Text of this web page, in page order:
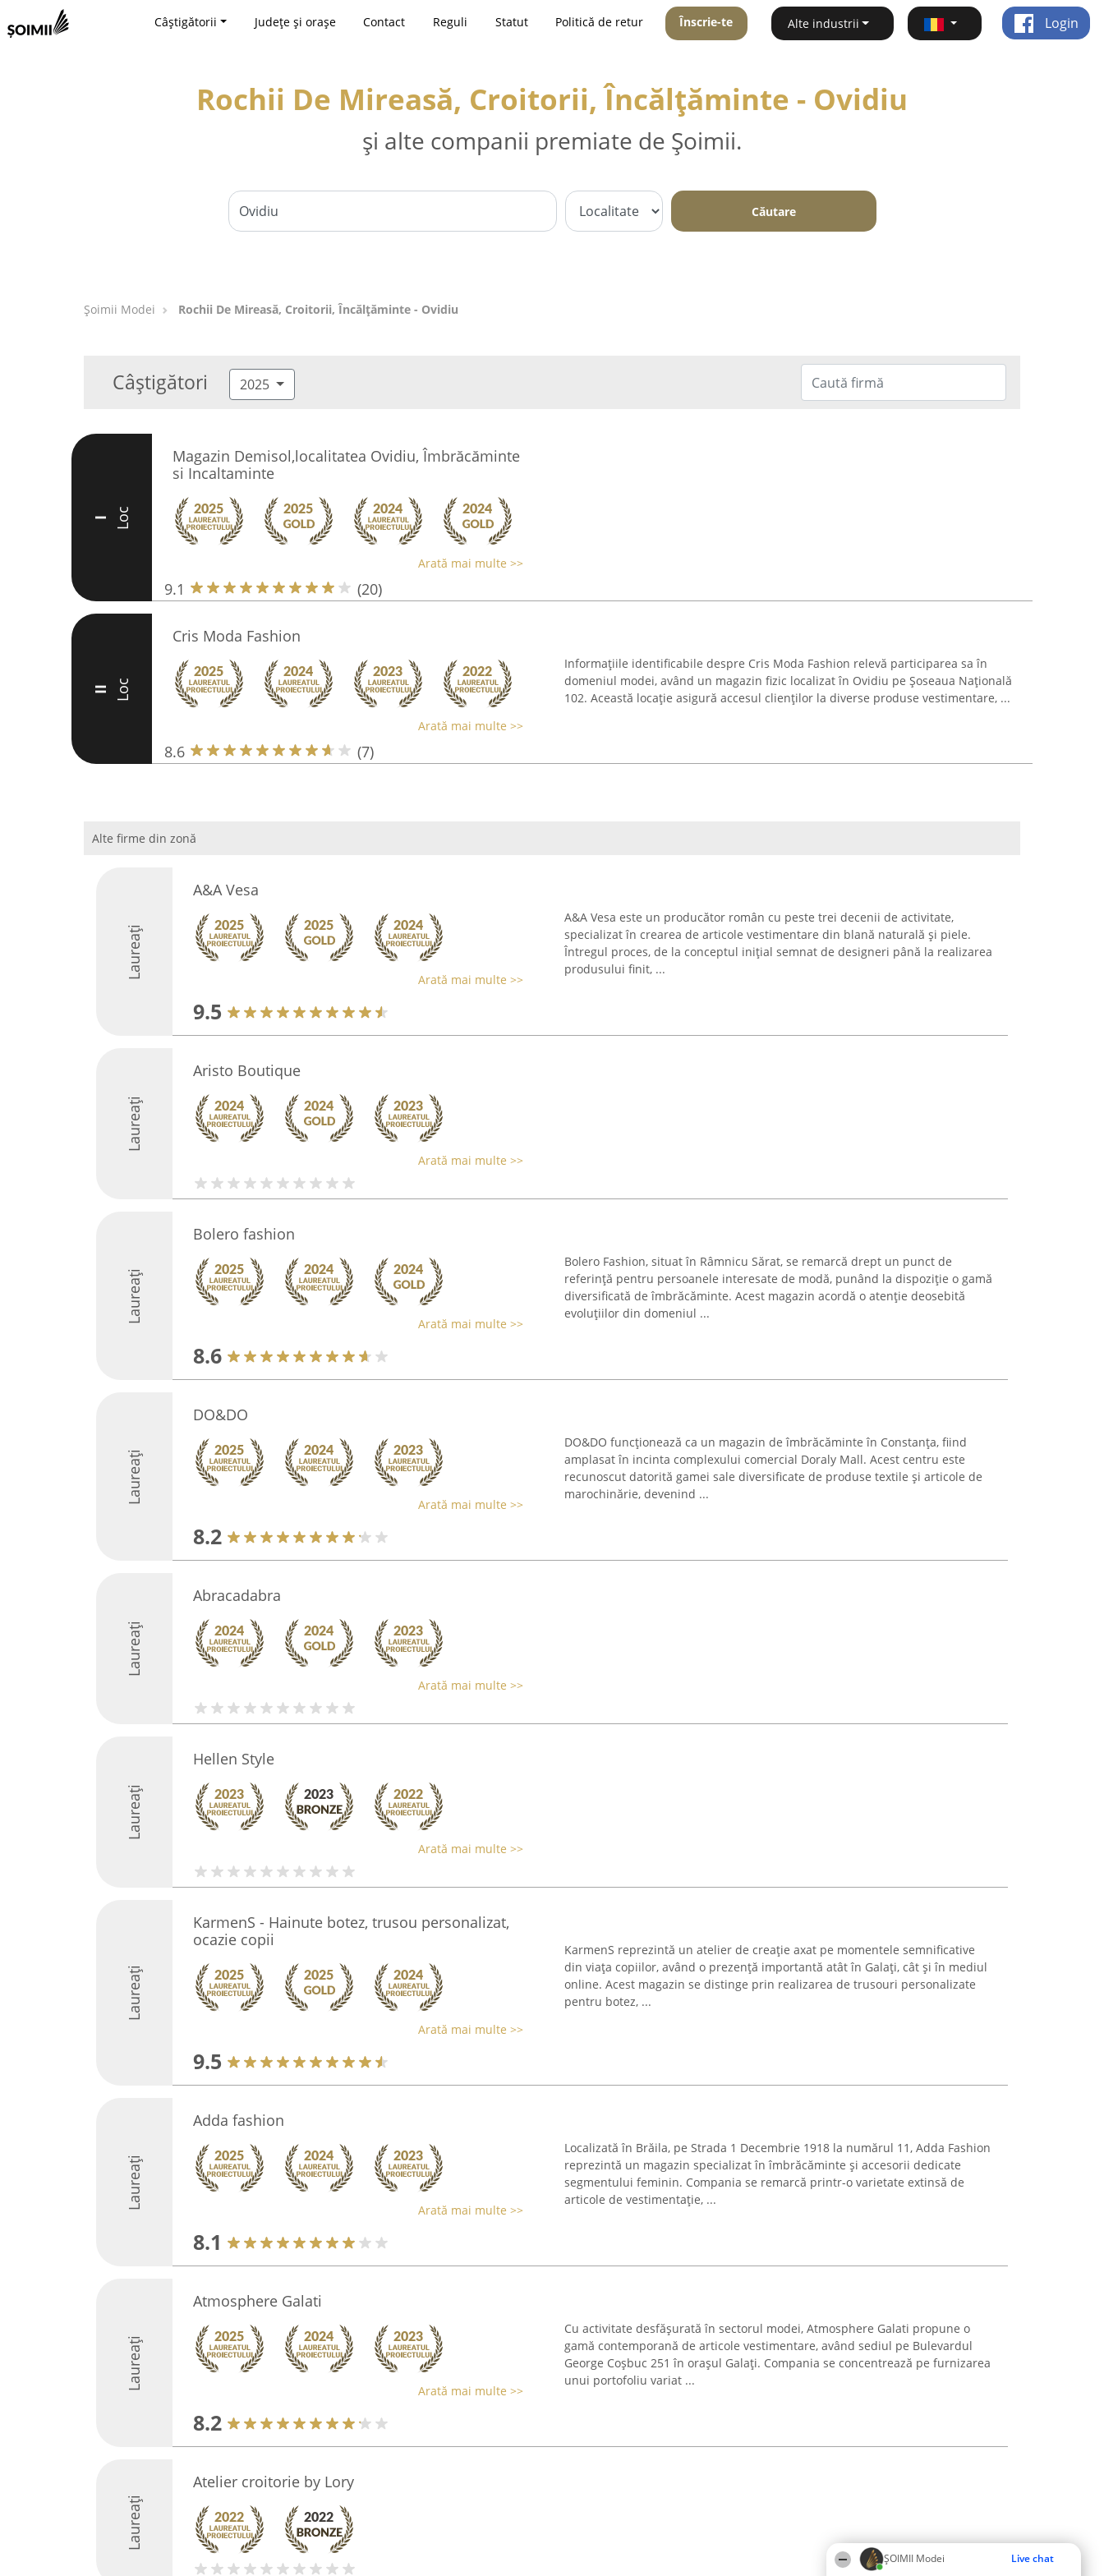
ȘOIMII Modei Live chat
Câștigătorii Județe și orașe Contact Reguli Statut Politică de retur Înscrie-te Alte industrii Login
Rochii De Mireasă, Croitorii, Încălțăminte - Ovidiu
și alte companii premiate de Șoimii.
Căutare
Șoimii Modei Rochii De Mireasă, Croitorii, Încălțăminte - Ovidiu
Câștigători 2025
I Loc
Magazin Demisol,localitatea Ovidiu, Îmbrăcăminte
si Incaltaminte
Arată mai multe >>
9.1 (20)
II Loc
Cris Moda Fashion
Arată mai multe >>
8.6 (7)
Informațiile identificabile despre Cris Moda Fashion relevă participarea sa în
domeniul modei, având un magazin fizic localizat în Ovidiu pe Șoseaua Națională
102. Această locație asigură accesul clienților la diverse produse vestimentare, ...
Alte firme din zonă
Laureați
A&A Vesa
Arată mai multe >>
9.5
A&A Vesa este un producător român cu peste trei decenii de activitate,
specializat în crearea de articole vestimentare din blană naturală și piele.
Întregul proces, de la conceptul inițial semnat de designeri până la realizarea
produsului finit, ...
Laureați
Aristo Boutique
Arată mai multe >>
Laureați
Bolero fashion
Arată mai multe >>
8.6
Bolero Fashion, situat în Râmnicu Sărat, se remarcă drept un punct de
referință pentru persoanele interesate de modă, punând la dispoziție o gamă
diversificată de îmbrăcăminte. Acest magazin acordă o atenție deosebită
evoluțiilor din domeniul ...
Laureați
DO&DO
Arată mai multe >>
8.2
DO&DO funcționează ca un magazin de îmbrăcăminte în Constanța, fiind
amplasat în incinta complexului comercial Doraly Mall. Acest centru este
recunoscut datorită gamei sale diversificate de produse textile și articole de
marochinărie, devenind ...
Laureați
Abracadabra
Arată mai multe >>
Laureați
Hellen Style
Arată mai multe >>
Laureați
KarmenS - Hainute botez, trusou personalizat,
ocazie copii
Arată mai multe >>
9.5
KarmenS reprezintă un atelier de creație axat pe momentele semnificative
din viața copiilor, având o prezență importantă atât în Galați, cât și în mediul
online. Acest magazin se distinge prin realizarea de trusouri personalizate
pentru botez, ...
Laureați
Adda fashion
Arată mai multe >>
8.1
Localizată în Brăila, pe Strada 1 Decembrie 1918 la numărul 11, Adda Fashion
reprezintă un magazin specializat în îmbrăcăminte și accesorii dedicate
segmentului feminin. Compania se remarcă printr-o varietate extinsă de
articole de vestimentație, ...
Laureați
Atmosphere Galati
Arată mai multe >>
8.2
Cu activitate desfășurată în sectorul modei, Atmosphere Galati propune o
gamă contemporană de articole vestimentare, având sediul pe Bulevardul
George Coșbuc 251 în orașul Galați. Compania se concentrează pe furnizarea
unui portofoliu variat ...
Laureați
Atelier croitorie by Lory